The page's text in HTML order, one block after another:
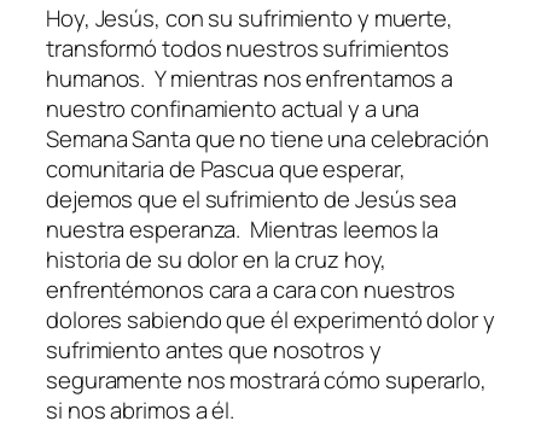
Hoy, Jesús, con su sufrimiento y muerte,
transformó todos nuestros sufrimientos
humanos. Y mientras nos enfrentamos a
nuestro confinamiento actual y a una
Semana Santa que no tiene una celebración
comunitaria de Pascua que esperar,
dejemos que el sufrimiento de Jesús sea
nuestra esperanza. Mientras leemos la
historia de su dolor en la cruz hoy,
enfrentémonos cara a cara con nuestros
dolores sabiendo que él experimentó dolor y
sufrimiento antes que nosotros y
seguramente nos mostrará cómo superarlo,
si nos abrimos a él.